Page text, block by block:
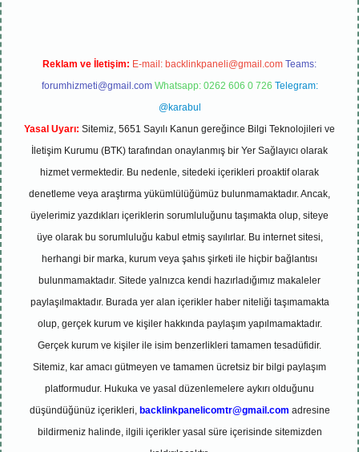
Reklam ve İletişim: E-mail: backlinkpaneli@gmail.com Teams:
forumhizmeti@gmail.com Whatsapp: 0262 606 0 726 Telegram:
@karabul
Yasal Uyarı: Sitemiz, 5651 Sayılı Kanun gereğince Bilgi Teknolojileri ve
İletişim Kurumu (BTK) tarafından onaylanmış bir Yer Sağlayıcı olarak
hizmet vermektedir. Bu nedenle, sitedeki içerikleri proaktif olarak
denetleme veya araştırma yükümlülüğümüz bulunmamaktadır. Ancak,
üyelerimiz yazdıkları içeriklerin sorumluluğunu taşımakta olup, siteye
üye olarak bu sorumluluğu kabul etmiş sayılırlar. Bu internet sitesi,
herhangi bir marka, kurum veya şahıs şirketi ile hiçbir bağlantısı
bulunmamaktadır. Sitede yalnızca kendi hazırladığımız makaleler
paylaşılmaktadır. Burada yer alan içerikler haber niteliği taşımamakta
olup, gerçek kurum ve kişiler hakkında paylaşım yapılmamaktadır.
Gerçek kurum ve kişiler ile isim benzerlikleri tamamen tesadüfidir.
Sitemiz, kar amacı gütmeyen ve tamamen ücretsiz bir bilgi paylaşım
platformudur. Hukuka ve yasal düzenlemelere aykırı olduğunu
düşündüğünüz içerikleri, backlinkpanelicomtr@gmail.com adresine
bildirmeniz halinde, ilgili içerikler yasal süre içerisinde sitemizden